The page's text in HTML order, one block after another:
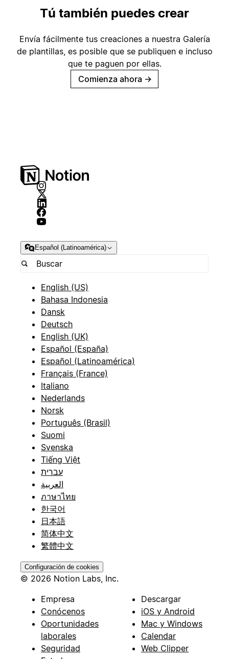
Tú también puedes crear
Envía fácilmente tus creaciones a nuestra Galería
de plantillas, es posible que se publiquen e incluso
que te paguen por ellas.
Comienza ahora →
Español (Latinoamérica)
English (US)
Bahasa Indonesia
Dansk
Deutsch
English (UK)
Español (España)
Español (Latinoamérica)
Français (France)
Italiano
Nederlands
Norsk
Português (Brasil)
Suomi
Svenska
Tiếng Việt
עברית
العربية
ภาษาไทย
한국어
日本語
简体中文
繁體中文
Configuración de cookies
© 2026 Notion Labs, Inc.
Empresa
Conócenos
Oportunidades
laborales
Seguridad
Descargar
iOS y Android
Mac y Windows
Calendar
Web Clipper